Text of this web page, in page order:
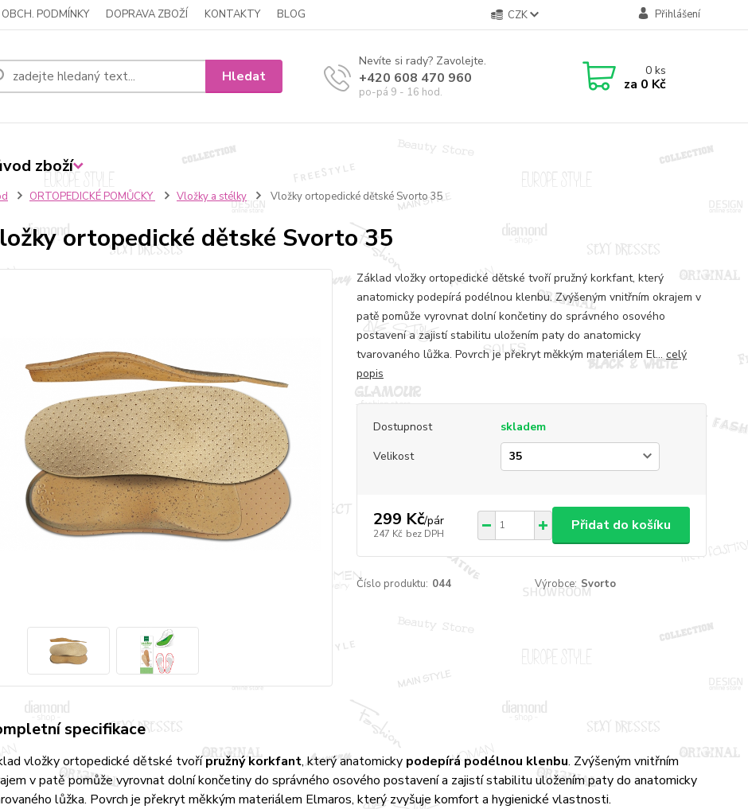
OBCH. PODMÍNKY DOPRAVA ZBOŽÍ KONTAKTY BLOG CZK Přihlášení
Hledat
Nevíte si rady? Zavolejte.
+420 608 470 960
po-pá 9 - 16 hod.
0ks
za 0 Kč
ORTOPEDICKÉ POMŮCKY Vložky a stélky Vložky ortopedické dětské Svorto 35
ortopedické dětské Svorto 35
Základ vložky ortopedické dětské tvoří pružný korkfant, který
anatomicky podepírá podélnou klenbu. Zvýšeným vnitřním okrajem v
patě pomůže vyrovnat dolní končetiny do správného osového
postavení a zajistí stabilitu uložením paty do anatomicky
tvarovaného lůžka. Povrch je překryt měkkým materiálem El... celý
popis
Dostupnost
skladem
Velikost
299 Kč/pár
247 Kč bez DPH
Přidat do košíku
Číslo produktu: 044 Výrobce: Svorto
specifikace
vložky ortopedické dětské tvořípružný korkfant, který anatomicky podepírá podélnou klenbu. Zvýšeným vnitřním
v patě pomůže vyrovnat dolní končetiny do správného osového postavení a zajistí stabilitu uložením paty do anatomicky
lůžka. Povrch je překryt měkkým materiálem Elmaros, který zvyšuje komfort a hygienické vlastnosti.
zboží